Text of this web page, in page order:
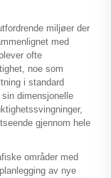
miljøer der
med
ofte
noe som
i standard
sin dimensjonelle
gjennom hele
områder med
av nye